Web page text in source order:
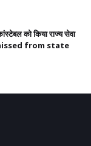
को किया राज्य सेवा
from state